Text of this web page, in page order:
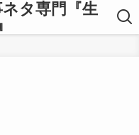
タ専門『生